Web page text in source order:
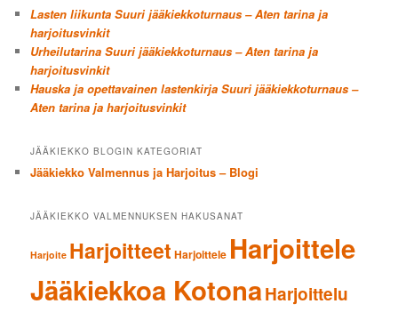
Lasten liikunta Suuri jääkiekkoturnaus – Aten tarina ja
harjoitusvinkit
Urheilutarina Suuri jääkiekkoturnaus – Aten tarina ja
harjoitusvinkit
Hauska ja opettavainen lastenkirja Suuri jääkiekkoturnaus –
Aten tarina ja harjoitusvinkit
JÄÄKIEKKO BLOGIN KATEGORIAT
Jääkiekko Valmennus ja Harjoitus – Blogi
JÄÄKIEKKO VALMENNUKSEN HAKUSANAT
Harjoite Harjoitteet Harjoittele Harjoittele
Jääkiekkoa KotonaHarjoittelu